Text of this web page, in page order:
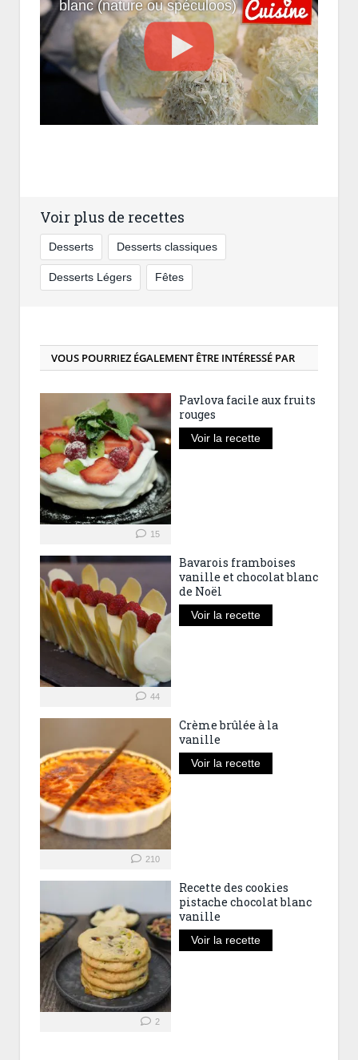
blanc (nature ou spéculoos)
Voir plus de recettes
Desserts Desserts classiques
Desserts Légers Fêtes
VOUS POURRIEZ ÉGALEMENT ÊTRE INTÉRESSÉ PAR
15
Pavlova facile aux fruits
rouges
Voir la recette
44
Bavarois framboises
vanille et chocolat blanc
de Noël
Voir la recette
210
Crème brûlée à la
vanille
Voir la recette
2
Recette des cookies
pistache chocolat blanc
vanille
Voir la recette